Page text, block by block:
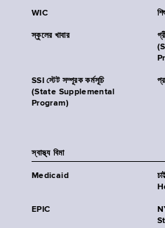
WIC
স্কুলের খাবার
SSI স্টেট সম্পূরক কর্মসূচি
(State Supplemental
Program)
স্বাস্থ্য বিমা
Medicaid
EPIC